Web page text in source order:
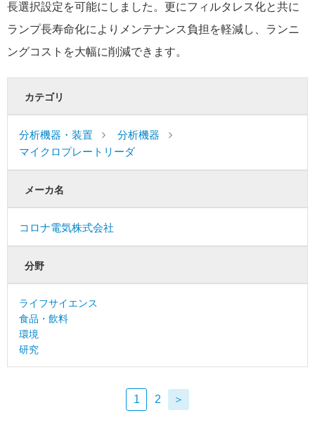
長選択設定を可能にしました。更にフィルタレス化と共に
ランプ長寿命化によりメンテナンス負担を軽減し、ランニ
ングコストを大幅に削減できます。
カテゴリ
分析機器・装置
分析機器
マイクロプレートリーダ
メーカ名
コロナ電気株式会社
分野
ライフサイエンス
食品・飲料
環境
研究
1 2 ＞